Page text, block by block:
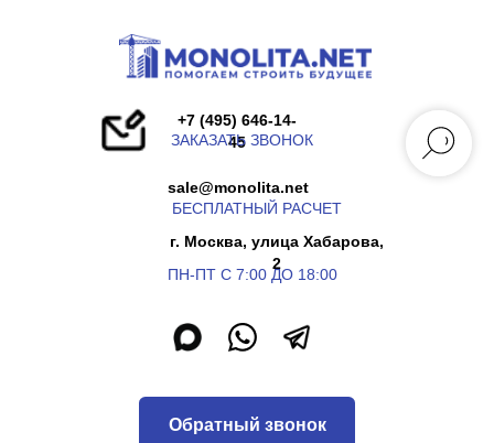
г. Москва, улица Хабарова,
ПН-ПТ С 7:00 ДО 18:00
45
ЗАКАЗАТЬ ЗВОНОК
БЕСПЛАТНЫЙ РАСЧЕТ